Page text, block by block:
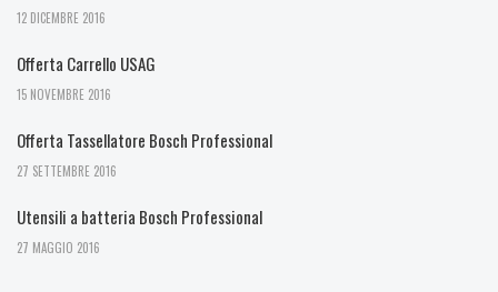
12 DICEMBRE 2016
Offerta Carrello USAG
15 NOVEMBRE 2016
Offerta Tassellatore Bosch Professional
27 SETTEMBRE 2016
Utensili a batteria Bosch Professional
27 MAGGIO 2016